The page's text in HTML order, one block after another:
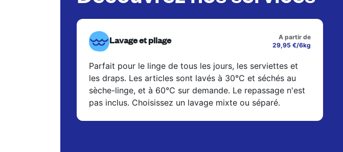
Lavage et pliage
A partir de
29,95 €/6kg
Parfait pour le linge de tous les jours, les serviettes et
les draps. Les articles sont lavés à 30°C et séchés au
sèche-linge, et à 60°C sur demande. Le repassage n'est
pas inclus. Choisissez un lavage mixte ou séparé.